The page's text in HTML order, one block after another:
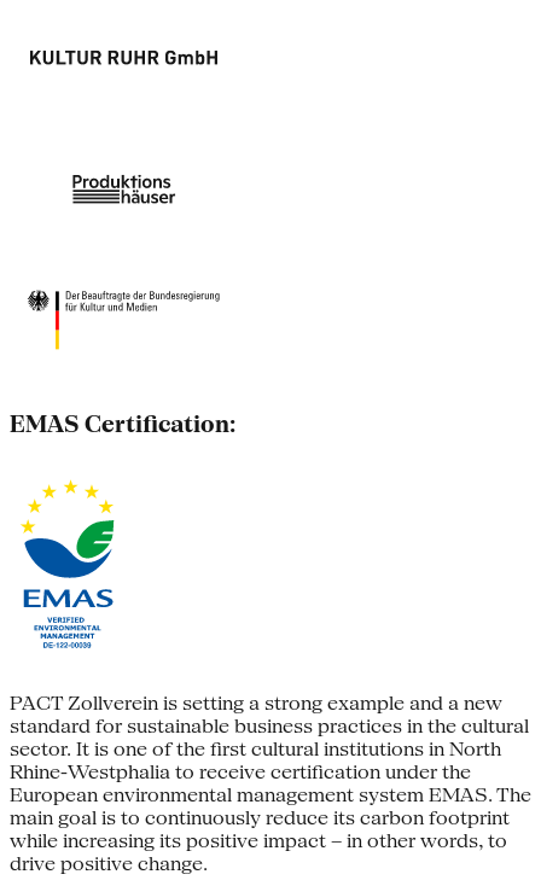
EMAS Certification:
PACT Zollverein is setting a strong example and a new
standard for sustainable business practices in the cultural
sector. It is one of the first cultural institutions in North
Rhine-Westphalia to receive certification under the
European environmental management system EMAS. The
main goal is to continuously reduce its carbon footprint
while increasing its positive impact – in other words, to
drive positive change.